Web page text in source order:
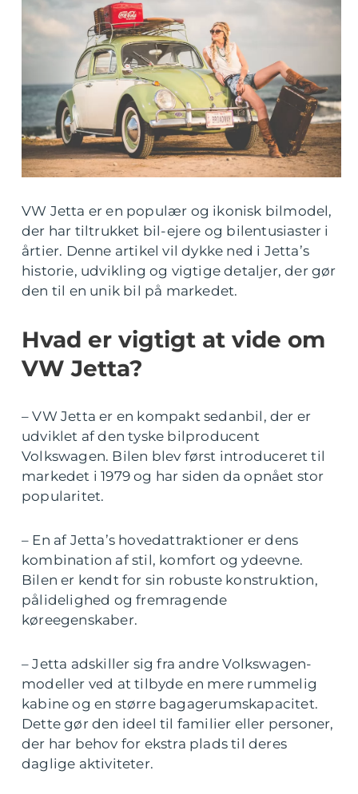
VW Jetta er en populær og ikonisk bilmodel,
der har tiltrukket bil-ejere og bilentusiaster i
årtier. Denne artikel vil dykke ned i Jetta’s
historie, udvikling og vigtige detaljer, der gør
den til en unik bil på markedet.
Hvad er vigtigt at vide om
VW Jetta?
– VW Jetta er en kompakt sedanbil, der er
udviklet af den tyske bilproducent
Volkswagen. Bilen blev først introduceret til
markedet i 1979 og har siden da opnået stor
popularitet.
– En af Jetta’s hovedattraktioner er dens
kombination af stil, komfort og ydeevne.
Bilen er kendt for sin robuste konstruktion,
pålidelighed og fremragende
køreegenskaber.
– Jetta adskiller sig fra andre Volkswagen-
modeller ved at tilbyde en mere rummelig
kabine og en større bagagerumskapacitet.
Dette gør den ideel til familier eller personer,
der har behov for ekstra plads til deres
daglige aktiviteter.